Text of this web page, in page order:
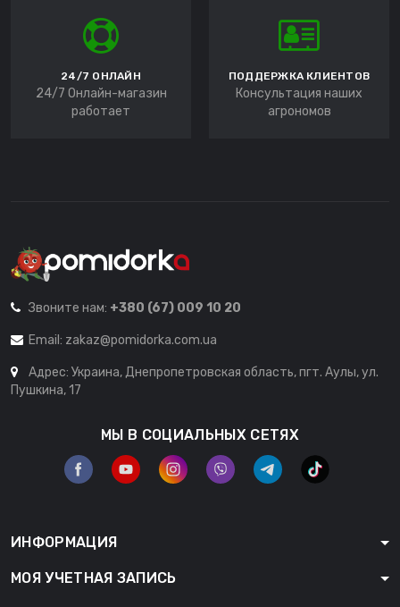
24/7 ОНЛАЙН
24/7 Онлайн-магазин
работает
ПОДДЕРЖКА КЛИЕНТОВ
Консультация наших
агрономов
Звоните нам: +380 (67) 009 10 20
Email: zakaz@pomidorka.com.ua
Адрес: Украина, Днепропетровская область, пгт. Аулы, ул.
Пушкина, 17
МЫ В СОЦИАЛЬНЫХ СЕТЯХ
ИНФОРМАЦИЯ
МОЯ УЧЕТНАЯ ЗАПИСЬ